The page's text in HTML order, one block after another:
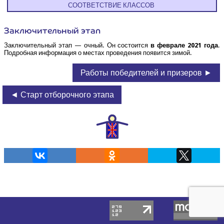
СООТ­ВЕТ­СТВИЕ КЛАССОВ
Заклю­чи­тель­ный этап
Заклю­чи­тель­ный этап — очный. Он состо­ит­сяв фев­ра­ле 2021 года.
Подроб­ная инфор­ма­ция о местах про­ве­де­ния появит­ся зимой.
Работы победителей и призеров ►
◄ Старт отборочного этапа